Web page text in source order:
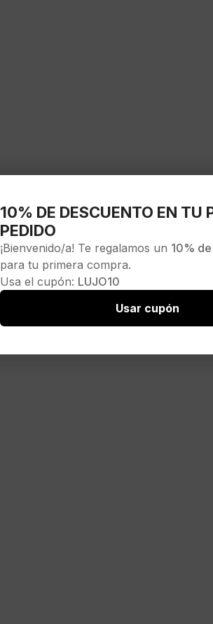
10% DE DESCUENTO EN TU
PEDIDO
¡Bienvenido/a! Te regalamos un 10%
para tu primera compra.
Usa el cupón: LUJO10
Usar cupón